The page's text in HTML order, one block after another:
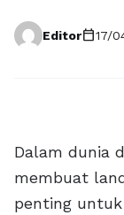
Editorcalendar_today17/
Dalam dunia
membuat
penting